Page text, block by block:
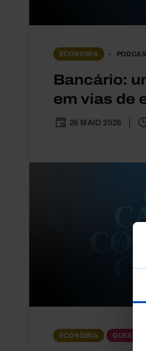
ECONOMIA
Bancário:
em vias de
26 MAIO 2026
ECONOMIA